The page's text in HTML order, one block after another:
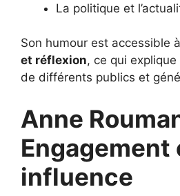
La politique et
Son humour est accessible
et réflexion, ce qui
de différents publics et
Anne
Engagement
influence